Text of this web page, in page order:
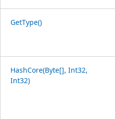
GetType()
HashCore(Byte[], Int32,
Int32)